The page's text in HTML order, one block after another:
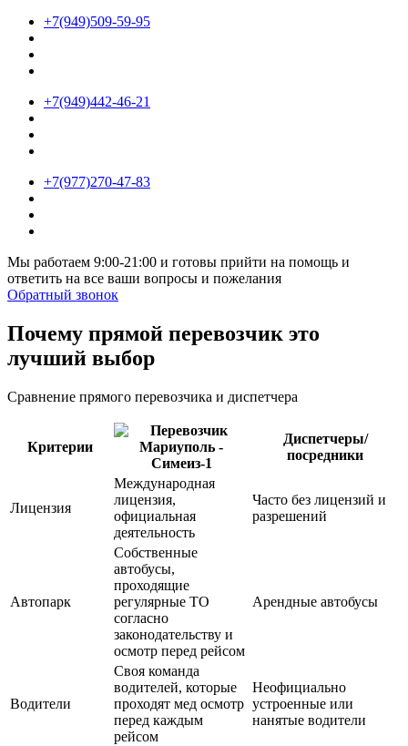
+7(949)509-59-95
+7(949)442-46-21
+7(977)270-47-83
Мы работаем 9:00-21:00 и готовы прийти на помощь и
ответить на все ваши вопросы и пожелания
Обратный звонок
Почему прямой перевозчик это
лучший выбор
Сравнение прямого перевозчика и диспетчера
Критерии
Диспетчеры/
посредники
Лицензия
Международная
лицензия,
официальная
деятельность
Часто без лицензий и
разрешений
Автопарк
Собственные
автобусы,
проходящие
регулярные ТО
согласно
законодательству и
осмотр перед рейсом
Арендные автобусы
Водители
Своя команда
водителей, которые
проходят мед осмотр
перед каждым
рейсом
Неофициально
устроенные или
нанятые водители